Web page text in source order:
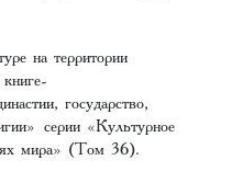
на территории
государство,
серии «Культурное
мира» (Том 36).